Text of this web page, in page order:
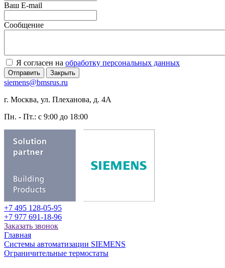
Ваш E-mail
Сообщение
Я согласен на обработку персональных данных
Отправить Закрыть
siemens@bmsrus.ru
г. Москва, ул. Плеханова, д. 4А
Пн. - Пт.: c 9:00 до 18:00
+7 495 128-05-95
+7 977 691-18-96
Заказать звонок
Главная
Системы автоматизации SIEMENS
Ограничительные термостаты